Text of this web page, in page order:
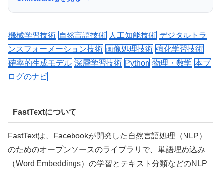
機械学習技術 自然言語技術 人工知能技術 デジタルトラ
ンスフォーメーション技術 画像処理技術 強化学習技術
確率的生成モデル 深層学習技術 Python 物理・数学 本ブ
ログのナビ
FastTextについて
FastTextは、Facebookが開発した自然言語処理（NLP）
のためのオープンソースのライブラリで、単語埋め込み
（Word Embeddings）の学習とテキスト分類などのNLP